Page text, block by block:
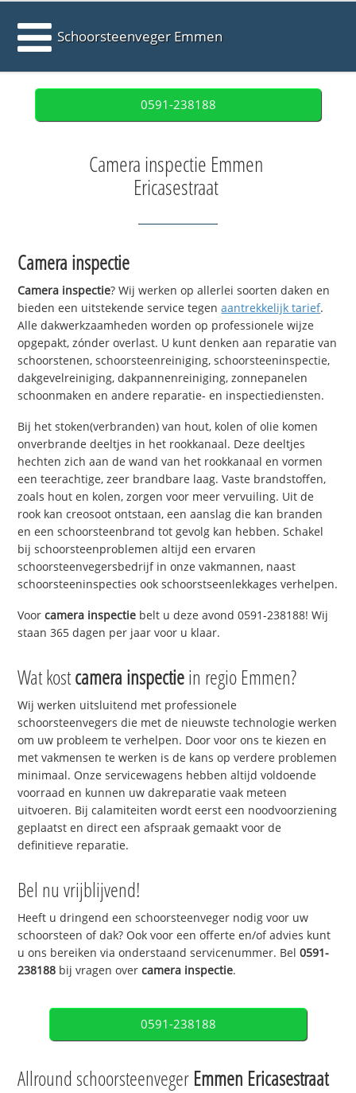
Schoorsteenveger Emmen
0591-238188
Camera inspectie Emmen
Ericasestraat
Camera inspectie
Camera inspectie? Wij werken op allerlei soorten daken en
bieden een uitstekende service tegenaantrekkelijk tarief.
Alle dakwerkzaamheden worden op professionele wijze
opgepakt, zónder overlast. U kunt denken aan reparatie van
schoorstenen, schoorsteenreiniging, schoorsteeninspectie,
dakgevelreiniging, dakpannenreiniging, zonnepanelen
schoonmaken en andere reparatie- en inspectiediensten.
Bij het stoken(verbranden) van hout, kolen of olie komen
onverbrande deeltjes in het rookkanaal. Deze deeltjes
hechten zich aan de wand van het rookkanaal en vormen
een teerachtige, zeer brandbare laag. Vaste brandstoffen,
zoals hout en kolen, zorgen voor meer vervuiling. Uit de
rook kan creosoot ontstaan, een aanslag die kan branden
en een schoorsteenbrand tot gevolg kan hebben. Schakel
bij schoorsteenproblemen altijd een ervaren
schoorsteenvegersbedrijf in onze vakmannen, naast
schoorsteeninspecties ook schoorstseenlekkages verhelpen.
Voorcamera inspectie belt u deze avond 0591-238188! Wij
staan 365 dagen per jaar voor u klaar.
Wat kostcamera inspectiein regio Emmen?
Wij werken uitsluitend met professionele
schoorsteenvegers die met de nieuwste technologie werken
om uw probleem te verhelpen. Door voor ons te kiezen en
met vakmensen te werken is de kans op verdere problemen
minimaal. Onze servicewagens hebben altijd voldoende
voorraad en kunnen uw dakreparatie vaak meteen
uitvoeren. Bij calamiteiten wordt eerst een noodvoorziening
geplaatst en direct een afspraak gemaakt voor de
definitieve reparatie.
Bel nu vrijblijvend!
Heeft u dringend een schoorsteenveger nodig voor uw
schoorsteen of dak? Ook voor een offerte en/of advies kunt
u ons bereiken via onderstaand servicenummer. Bel0591-
238188 bij vragen overcamera inspectie.
0591-238188
Allround schoorsteenveger Emmen Ericasestraat